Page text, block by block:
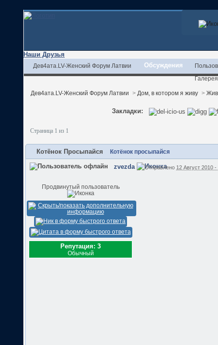
Наши Друзья
Дев4ата.LV-Женский Форум Латвии Обсуждения
Галерея
Дев4ата.LV-Женский Форум Латвии > Дом, в котором я живу >
Закладки:
Страница 1 из 1
Котёнок Просыпайся Котёнок просыпайся
zvezda
Продвинутый пользователь
Репутация: 3
Обычный
Отправлено 12 Август 2010 -